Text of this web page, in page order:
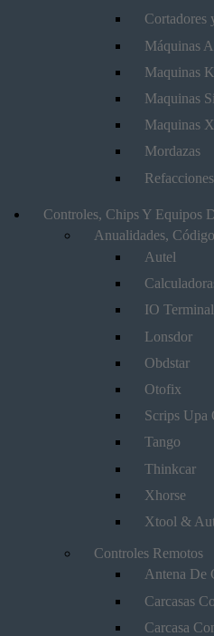
Cortadores
Máquinas
Maquinas
Maquinas
Maquinas
Mordazas
Controles, Chips Y Equipos
Anualidades,
Autel
IO Terminal
Lonsdor
Obdstar
Otofix
Scrips Upa
Tango
Thinkcar
Xhorse
Xtool &
Controles Remotos
Antena De
Carcasas
Carcasa